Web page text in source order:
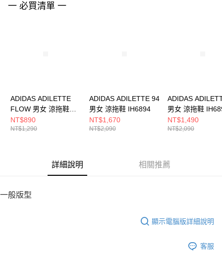
４．使用「AFTEE先享後付」時，將依據個別帳號之用戶狀況，依本公司即
一 必買清單 一
ADIDAS ADILETTE
FLOW 男女 涼拖鞋
JS3575
NT$890
NT$1,290
ADIDAS ADILETTE 94
男女 涼拖鞋 IH6894
NT$1,670
NT$2,090
ADIDAS
男女 涼拖鞋
NT$1,490
NT$2,090
詳細說明 相關推薦
一般版型
顯示電腦版詳細說明
客服